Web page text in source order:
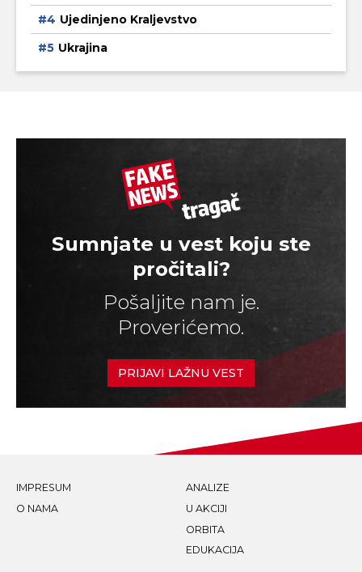
Ujedinjeno Kraljevstvo
Ukrajina
Sumnjate u vest koju ste
pročitali?
Pošaljite nam je.
Proverićemo.
PRIJAVI LAŽNU VEST
IMPRESUM
O NAMA
ANALIZE
U AKCIJI
ORBITA
EDUKACIJA